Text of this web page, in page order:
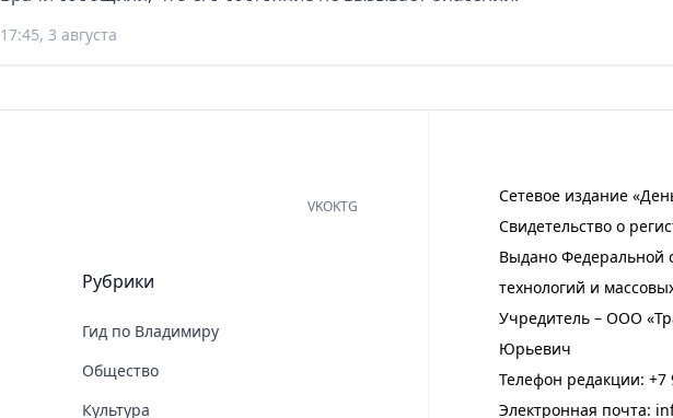
17:45, 3 августа
Сетевое издание
Свидетельство о
Выдано Федеральной
технологий и
Учредитель – ООО
Юрьевич
Телефон редакции: +7
Электронная почта:
VKOKTG
Рубрики
Гид по Владимиру
Общество
Культура